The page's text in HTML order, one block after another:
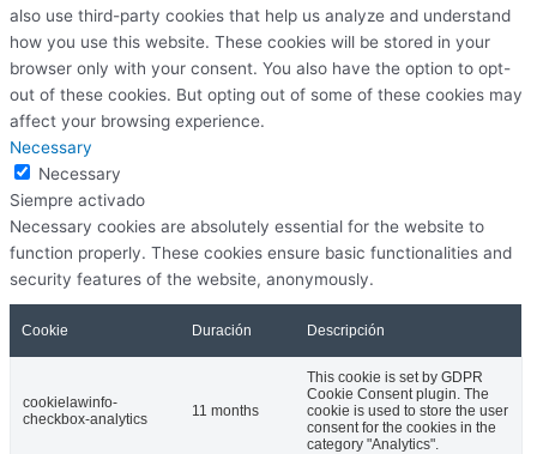
also use third-party cookies that help us analyze and understand
how you use this website. These cookies will be stored in your
browser only with your consent. You also have the option to opt-
out of these cookies. But opting out of some of these cookies may
affect your browsing experience.
Necessary
Necessary
Siempre activado
Necessary cookies are absolutely essential for the website to
function properly. These cookies ensure basic functionalities and
security features of the website, anonymously.
Cookie Duración Descripción
cookielawinfo-
checkbox-analytics
11 months
This cookie is set by GDPR
Cookie Consent plugin. The
cookie is used to store the user
consent for the cookies in the
category "Analytics".